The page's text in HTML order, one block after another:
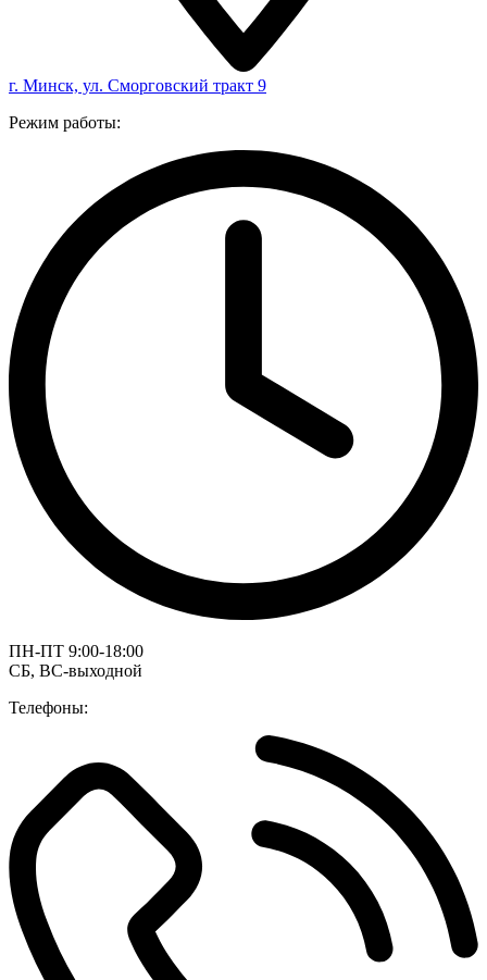
г. Минск, ул. Сморговский тракт 9
Режим работы:
ПН-ПТ 9:00-18:00
СБ, ВС-выходной
Телефоны: